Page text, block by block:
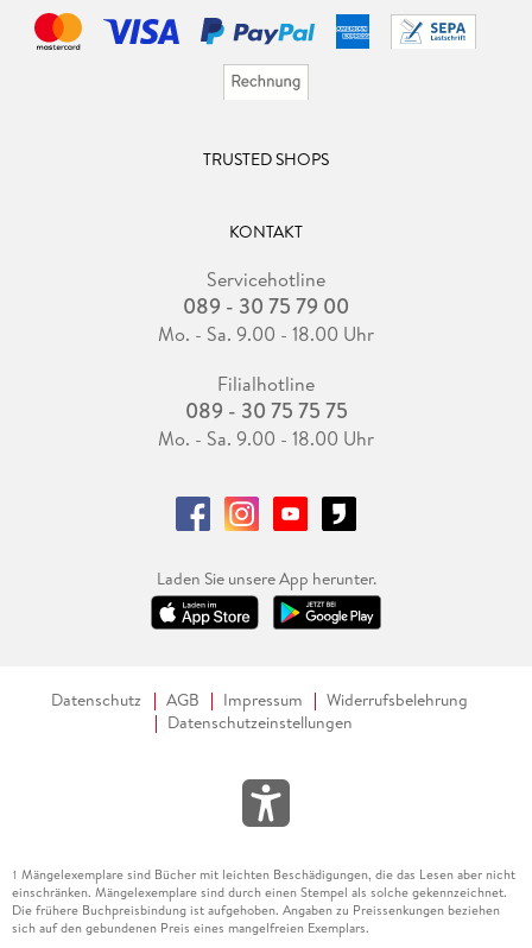
TRUSTED SHOPS
KONTAKT
Servicehotline
089 - 30 75 79 00
Mo. - Sa. 9.00 - 18.00 Uhr
Filialhotline
089 - 30 75 75 75
Mo. - Sa. 9.00 - 18.00 Uhr
Laden Sie unsere App herunter.
Datenschutz AGB Impressum
Widerrufsbelehrung
Datenschutzeinstellungen
1 Mängelexemplare sind Bücher mit leichten Beschädigungen, die das Lesen aber nicht
einschränken. Mängelexemplare sind durch einen Stempel als solche gekennzeichnet.
Die frühere Buchpreisbindung ist aufgehoben. Angaben zu Preissenkungen beziehen
sich auf den gebundenen Preis eines mangelfreien Exemplars.